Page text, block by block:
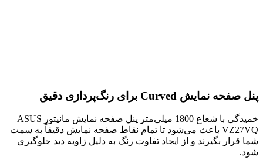
پنل صفحه نمایش Curved برای رنگ‌پردازی دقیق
خمیدگی با شعاع 1800 میلی‌متر پنل صفحه نمایش مانیتور ASUS
VZ27VQ باعث می‌شود تا تمام نقاط صفحه نمایش دقیقاً به سمت
شما قرار بگیرند و از ایجاد تفاوت رنگ به دلیل زاویه دید جلوگیری
شود.